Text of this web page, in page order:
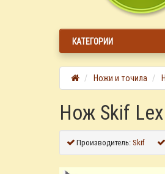
КАТЕГОРИИ
Ножи и точила
Нож Skif
Производитель:Skif